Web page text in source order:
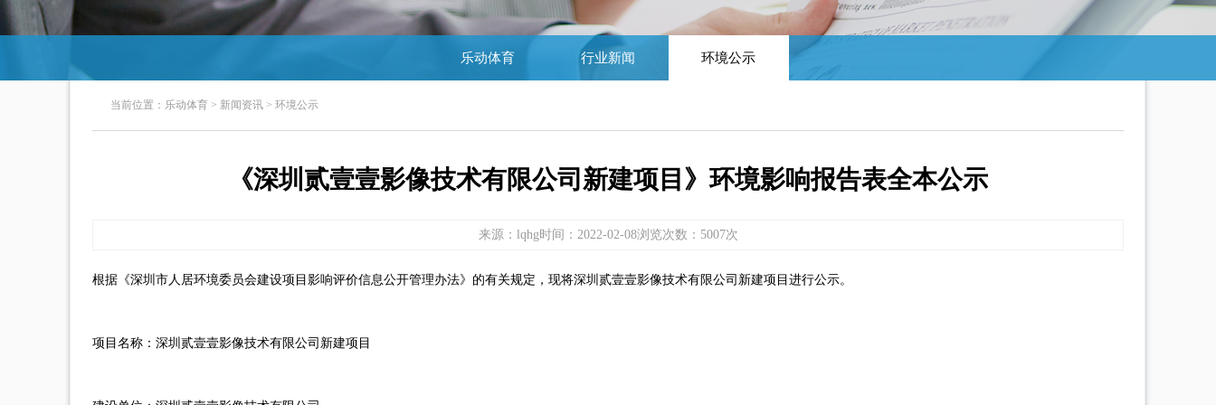
乐动体育 行业新闻 环境公示
当前位置： 乐动体育 > 新闻资讯 > 环境公示
《深圳贰壹壹影像技术有限公司新建项目》环境影响报告表全本公示
来源：lqhg时间：2022-02-08浏览次数：5007次
根据《深圳市人居环境委员会建设项目影响评价信息公开管理办法》的有关规定，现将深圳贰壹壹影像技术有限公司新建项目进行公示。
项目名称：深圳贰壹壹影像技术有限公司新建项目